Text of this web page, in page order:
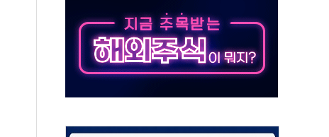
석유·가스주 올랐지만 빈그룹이 상쇄